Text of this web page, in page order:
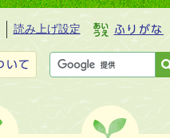
読み上げ設定 ふりがな
いて